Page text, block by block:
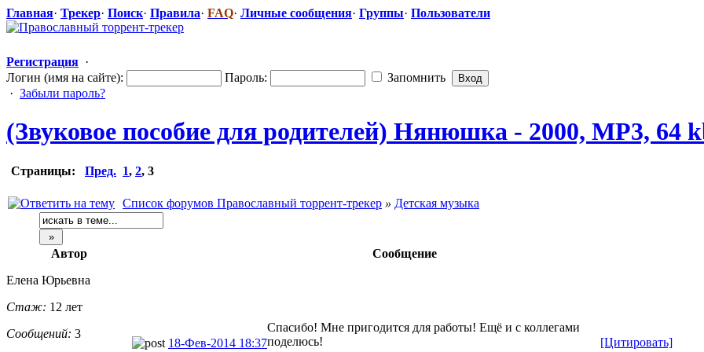
Главная· Трекер· Поиск· Правила· FAQ· Личные сообщения· Группы· Пользователи
Регистрация ·
Логин (имя на сайте):
Пароль:
Запомнить
· Забыли пароль?
(Звуковое пособие для родителей) Нянюшка - 2000, MP3, 64
Страницы: Пред. 1, 2, 3
Список форумов Православный торрент-трекер » Детская музыка
Автор
Сообщение
Елена Юрьевна
Стаж: 12 лет
Сообщений: 3
18-Фев-2014 18:37 [Цитировать]
Спасибо! Мне пригодится для работы! Ещё и с коллегами
поделюсь!